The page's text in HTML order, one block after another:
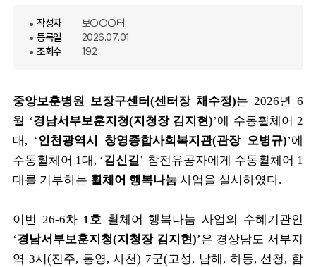
작성자
보○○○터
등록일
2026.07.01
조회수
192
중앙보훈병원 보장구센터(센터장 채수정)는 2026년 6
월 ‘경남서부보훈지청(지청장 김지현)’에 수동휠체어 2
대 , ‘인천광역시 창영종합사회복지관(관장 오병규)’에
수동휠체어 1대 , ‘김신길’ 참전유공자에게 수동휠체어 1
대를 기부하는 휠체어 행복나눔 사업을 실시하였다.
이번 26-6차 1호 휠체어 행복나눔 사업의 수혜기관인
‘경남서부보훈지청(지청장 김지현)’은 경상남도 서부지
역 3시 (진주, 통영,사천) 7군(고성, 남해 , 하동, 선청, 함